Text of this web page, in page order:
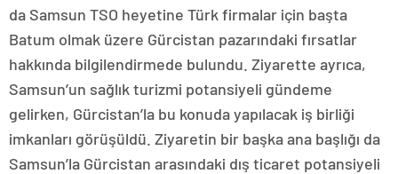
da Samsun TSO heyetine Türk firmalar için başta
Batum olmak üzere Gürcistan pazarındaki fırsatlar
hakkında bilgilendirmede bulundu. Ziyarette ayrıca,
Samsun’un sağlık turizmi potansiyeli gündeme
gelirken, Gürcistan’la bu konuda yapılacak iş birliği
imkanları görüşüldü. Ziyaretin bir başka ana başlığı da
Samsun’la Gürcistan arasındaki dış ticaret potansiyeli